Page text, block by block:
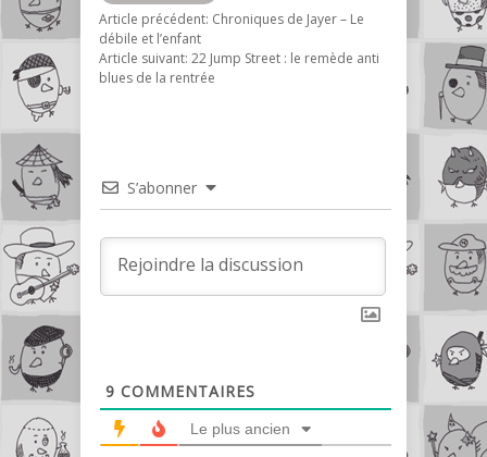
Article précédent: Chroniques de Jayer – Le
débile et l’enfant
Article suivant: 22 Jump Street : le remède anti
blues de la rentrée
S’abonner
9 COMMENTAIRES
Le plus ancien